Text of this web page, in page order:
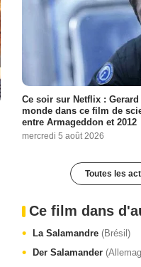
Ce soir sur Netflix :
monde dans ce film de
entre Armageddon et 2012
mercredi 5 août 2026
Toutes les
Ce film dans
La Salamandre (Brésil)
Der Salamander